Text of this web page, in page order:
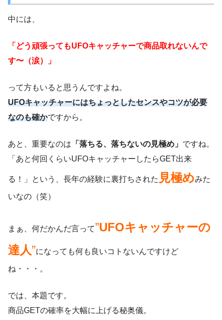
中には、
「どう頑張ってもUFOキャッチャーで商品取れないんで
す〜（涙）」
って方もいると思うんですよね。
UFOキャッチャーにはちょっとしたセンスやコツが必要
なのも確かですから。
あと、重要なのは 「落ちる、落ちないの見極め」 ですね。
「あと何回くらいUFOキャッチャーしたらGET出来
る！」という、長年の経験に裏打ちされた 見極めみた
いなの（笑）
まぁ、何だかんだ言って”UFOキャッチャーの
達人”になっても何も良いコトないんですけど
ね・・・。
では、本題です。
商品GETの確率を大幅に上げる秘奥儀。